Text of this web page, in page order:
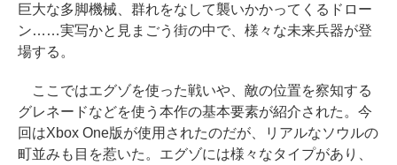
巨大な多脚機械、群れをなして襲いかかってくるドロー
ン……実写かと見まごう街の中で、様々な未来兵器が登
場する。
ここではエグゾを使った戦いや、敵の位置を察知する
グレネードなどを使う本作の基本要素が紹介された。今
回はXbox One版が使用されたのだが、リアルなソウルの
町並みも目を惹いた。エグゾには様々なタイプがあり、